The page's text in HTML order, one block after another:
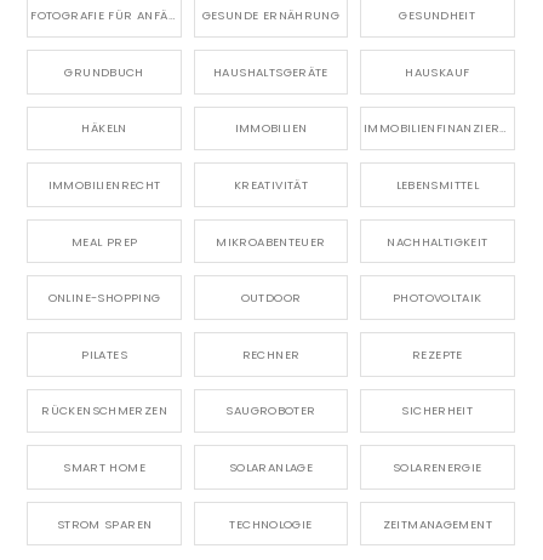
FOTOGRAFIE FÜR ANFÄNGER GESUNDE ERNÄHRUNG GESUNDHEIT
GRUNDBUCH HAUSHALTSGERÄTE HAUSKAUF
HÄKELN IMMOBILIEN IMMOBILIENFINANZIERUNG
IMMOBILIENRECHT KREATIVITÄT LEBENSMITTEL
MEAL PREP MIKROABENTEUER NACHHALTIGKEIT
ONLINE-SHOPPING OUTDOOR PHOTOVOLTAIK
PILATES RECHNER REZEPTE
RÜCKENSCHMERZEN SAUGROBOTER SICHERHEIT
SMART HOME SOLARANLAGE SOLARENERGIE
STROM SPAREN TECHNOLOGIE ZEITMANAGEMENT